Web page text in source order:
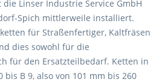
Linser Industrie Service GmbH
Spich mittlerweile installiert.
für Straßenfertiger, Kaltfräsen
dies sowohl für die
für den Ersatzteilbedarf. Ketten in
B 9, also von 101 mm bis 260